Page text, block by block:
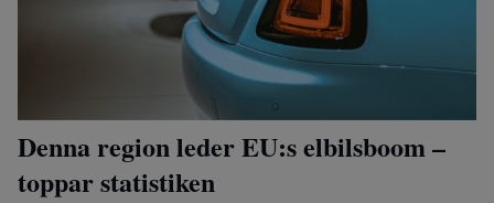
Denna region leder EU:s elbilsboom –
toppar statistiken